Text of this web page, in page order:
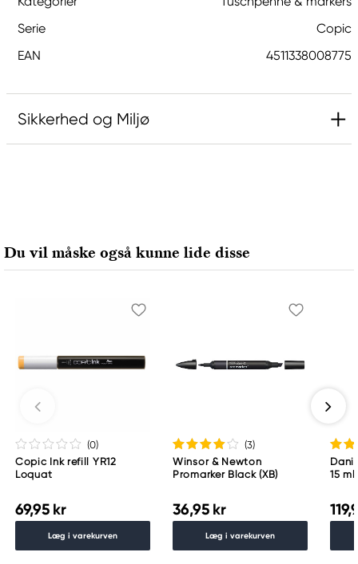
Serie
Copic
EAN
4511338008775
Sikkerhed og Miljø
65205 Wiesbaden, Germany
export@holtz-gmbh.de
Copic
Too Marker Products Inc.
Meguro-ku
www.toomarker.co.jp
Du vil måske også kunne lide disse
(0)
Copic Ink refill YR12
Loquat
69,95 kr
Læg i varekurven
(3)
Winsor & Newton
Promarker Black (XB)
36,95 kr
Læg i varekurven
15